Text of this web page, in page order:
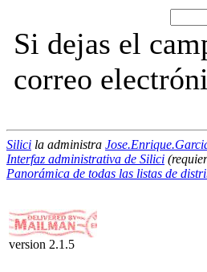
Si dejas el
correo
Silici la administra
Interfaz administrativa de Silici
Panorámica de todas las listas de
version 2.1.5